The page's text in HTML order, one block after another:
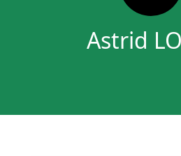
Astrid